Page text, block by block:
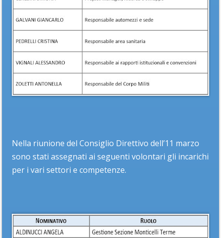
Nella riunione del Consiglio Direttivo dell’11 marzo
sono stati assegnati ai seguenti volontari gli incarichi
per i vari settori e competenze.